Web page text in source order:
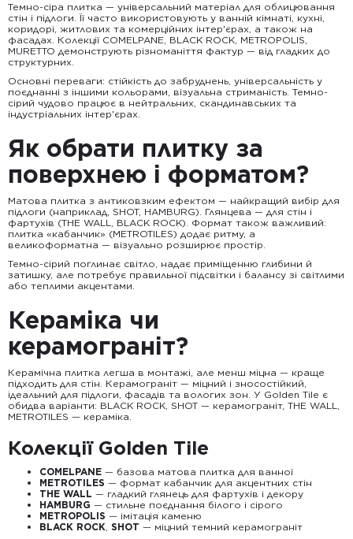
Темно-сіра плитка — універсальний матеріал для облицювання
стін і підлоги. Її часто використовують у ванній кімнаті, кухні,
коридорі, житлових та комерційних інтер'єрах, а також на
фасадах. Колекції COMELPANE, BLACK ROCK, METROPOLIS,
MURETTO демонструють різноманіття фактур — від гладких до
структурних.
Основні переваги: стійкість до забруднень, універсальність у
поєднанні з іншими кольорами, візуальна стриманість. Темно-
сірий чудово працює в нейтральних, скандинавських та
індустріальних інтер'єрах.
Як обрати плитку за
поверхнею і форматом?
Матова плитка з антиковзким ефектом — найкращий вибір для
підлоги (наприклад, SHOT, HAMBURG). Глянцева — для стін і
фартухів (THE WALL, BLACK ROCK). Формат також важливий:
плитка «кабанчик» (METROTILES) додає ритму, а
великоформатна — візуально розширює простір.
Темно-сірий поглинає світло, надає приміщенню глибини й
затишку, але потребує правильної підсвітки і балансу зі світлими
або теплими акцентами.
Кераміка чи
керамограніт?
Керамічна плитка легша в монтажі, але менш міцна — краще
підходить для стін. Керамограніт — міцний і зносостійкий,
ідеальний для підлоги, фасадів та вологих зон. У Golden Tile є
обидва варіанти: BLACK ROCK, SHOT — керамограніт, THE WALL,
METROTILES — кераміка.
Колекції Golden Tile
COMELPANE — базова матова плитка для ванної
METROTILES — формат кабанчик для акцентних стін
THE WALL — гладкий глянець для фартухів і декору
HAMBURG — стильне поєднання білого і сірого
METROPOLIS — імітація каменю
BLACK ROCK, SHOT — міцний темний керамограніт